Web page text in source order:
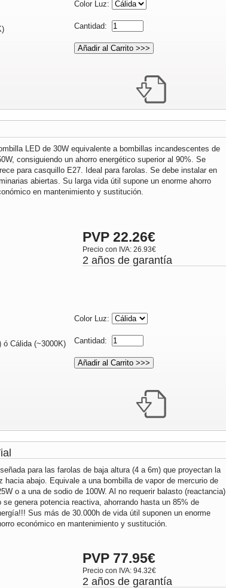
Color Luz:
Cantidad:
LED de 30W equivalente a bombillas incandescentes de
consiguiendo un ahorro energético superior al 90%. Se
para casquillo E27. Ideal para farolas. Se debe instalar en
abiertas. Su larga vida útil supone un enorme ahorro
en mantenimiento y sustitución.
PVP 22.26€
Precio con IVA: 26.93€
2 años de garantía
ó Cálida (~3000K)
Color Luz:
Cantidad:
para las farolas de baja altura (4 a 6m) que proyectan la
hacia abajo. Equivale a una bombilla de vapor de mercurio de
o a una de sodio de 100W. Al no requerir balasto (reactancia)
se genera potencia reactiva, ahorrando hasta un 85% de
Sus más de 30.000h de vida útil suponen un enorme
económico en mantenimiento y sustitución.
PVP 77.95€
Precio con IVA: 94.32€
2 años de garantía